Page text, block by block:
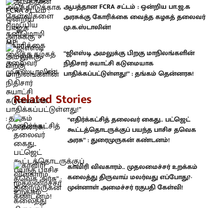
ஆபத்தான FCRA சட்டம் : ஒன்றிய பா.ஜ.க
அரசுக்கு கோரிக்கை வைத்த கழகத் தலைவர்
மு.க.ஸ்டாலின்!
“ஜிஎஸ்டி அமலுக்கு பிறகு மாநிலங்களின்
நிதிசார் சுயாட்சி கடுமையாக
பாதிக்கப்பட்டுள்ளது!” : தங்கம் தென்னரசு!
Related Stories
“எதிர்க்கட்சித் தலைவர் கைது.. பட்ஜெட்
கூட்டத்தொடருக்குப் பயந்த பாசிச தவெக
அரசு” : துரைமுருகன் கண்டனம்!
காவிரி விவகாரம்.. முதலமைச்சர் உறக்கம்
கலைத்து திருவாய் மலர்வது எப்போது?-
முன்னாள் அமைச்சர் ரகுபதி கேள்வி!